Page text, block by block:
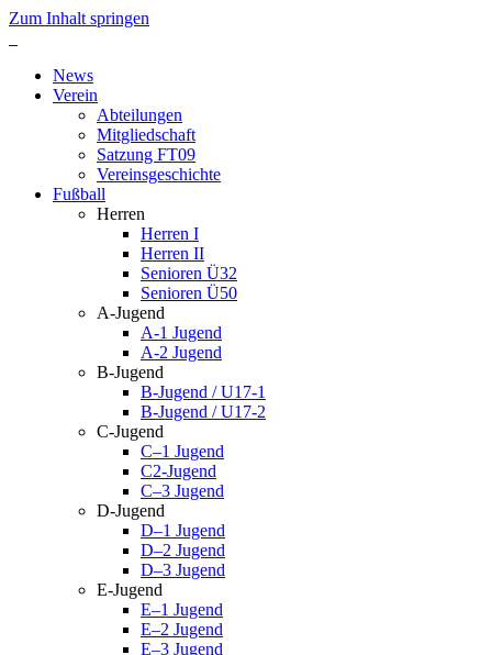
Zum Inhalt springen
News
Verein
Abteilungen
Mitgliedschaft
Satzung FT09
Vereinsgeschichte
Fußball
Herren
Herren I
Herren II
Senioren Ü32
Senioren Ü50
A-Jugend
A-1 Jugend
A-2 Jugend
B-Jugend
B-Jugend / U17-1
B-Jugend / U17-2
C-Jugend
C–1 Jugend
C2-Jugend
C–3 Jugend
D-Jugend
D–1 Jugend
D–2 Jugend
D–3 Jugend
E-Jugend
E–1 Jugend
E–2 Jugend
E–3 Jugend